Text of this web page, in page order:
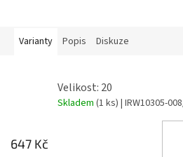
Varianty Popis Diskuze
Velikost: 20
Skladem (1 ks) | IRW10305-
647 Kč